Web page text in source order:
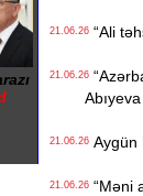
21.06.26“Ali
21.06.26
Abıyeva
21.06.26Aygün
21.06.26“Məni